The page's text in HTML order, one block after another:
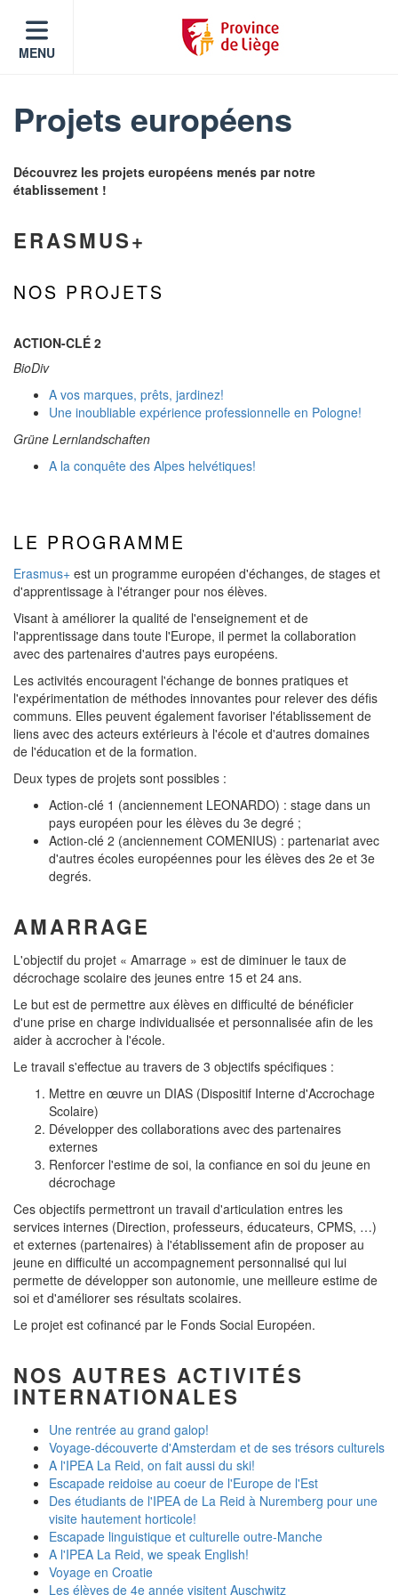
MENU
Projets européens
Découvrez les projets européens menés par notre
établissement !
ERASMUS+
NOS PROJETS
ACTION-CLÉ 2
BioDiv
A vos marques, prêts, jardinez!
Une inoubliable expérience professionnelle en Pologne!
Grüne Lernlandschaften
A la conquête des Alpes helvétiques!
LE PROGRAMME
Erasmus+ est un programme européen d'échanges, de stages et
d'apprentissage à l'étranger pour nos élèves.
Visant à améliorer la qualité de l'enseignement et de
l'apprentissage dans toute l'Europe, il permet la collaboration
avec des partenaires d'autres pays européens.
Les activités encouragent l'échange de bonnes pratiques et
l'expérimentation de méthodes innovantes pour relever des défis
communs. Elles peuvent également favoriser l'établissement de
liens avec des acteurs extérieurs à l'école et d'autres domaines
de l'éducation et de la formation.
Deux types de projets sont possibles :
Action-clé 1 (anciennement LEONARDO) : stage dans un
pays européen pour les élèves du 3e degré ;
Action-clé 2 (anciennement COMENIUS) : partenariat avec
d'autres écoles européennes pour les élèves des 2e et 3e
degrés.
AMARRAGE
L'objectif du projet « Amarrage » est de diminuer le taux de
décrochage scolaire des jeunes entre 15 et 24 ans.
Le but est de permettre aux élèves en difficulté de bénéficier
d'une prise en charge individualisée et personnalisée afin de les
aider à accrocher à l'école.
Le travail s'effectue au travers de 3 objectifs spécifiques :
Mettre en œuvre un DIAS (Dispositif Interne d'Accrochage
Scolaire)
Développer des collaborations avec des partenaires
externes
Renforcer l'estime de soi, la confiance en soi du jeune en
décrochage
Ces objectifs permettront un travail d'articulation entres les
services internes (Direction, professeurs, éducateurs, CPMS, …)
et externes (partenaires) à l'établissement afin de proposer au
jeune en difficulté un accompagnement personnalisé qui lui
permette de développer son autonomie, une meilleure estime de
soi et d'améliorer ses résultats scolaires.
Le projet est cofinancé par le Fonds Social Européen.
NOS AUTRES ACTIVITÉS
INTERNATIONALES
Une rentrée au grand galop!
Voyage-découverte d'Amsterdam et de ses trésors culturels
A l'IPEA La Reid, on fait aussi du ski!
Escapade reidoise au coeur de l'Europe de l'Est
Des étudiants de l'IPEA de La Reid à Nuremberg pour une
visite hautement horticole!
Escapade linguistique et culturelle outre-Manche
A l'IPEA La Reid, we speak English!
Voyage en Croatie
Les élèves de 4e année visitent Auschwitz